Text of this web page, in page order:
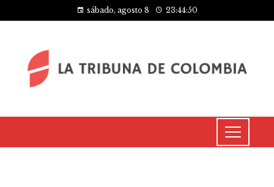
sábado, agosto 8 23:44:50